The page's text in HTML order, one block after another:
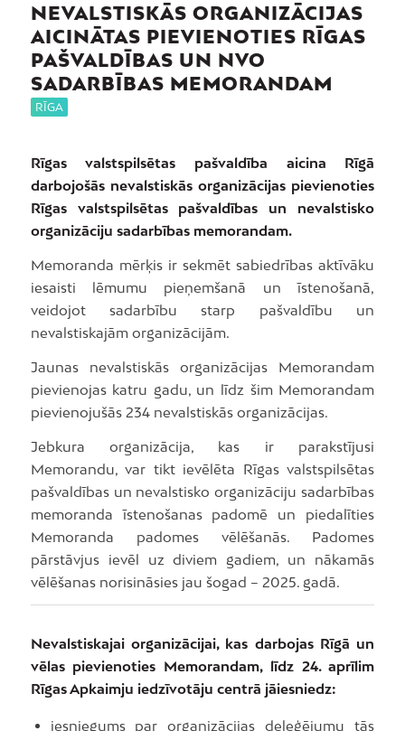
NEVALSTISKĀS ORGANIZĀCIJAS
AICINĀTAS PIEVIENOTIES RĪGAS
PAŠVALDĪBAS UN NVO
SADARBĪBAS MEMORANDAM
RĪGA
Rīgas valstspilsētas pašvaldība aicina Rīgā
darbojošās nevalstiskās organizācijas pievienoties
Rīgas valstspilsētas pašvaldības un nevalstisko
organizāciju sadarbības memorandam.
Memoranda mērķis ir sekmēt sabiedrības aktīvāku
iesaisti lēmumu pieņemšanā un īstenošanā,
veidojot sadarbību starp pašvaldību un
nevalstiskajām organizācijām.
Jaunas nevalstiskās organizācijas Memorandam
pievienojas katru gadu, un līdz šim Memorandam
pievienojušās 234 nevalstiskās organizācijas.
Jebkura organizācija, kas ir parakstījusi
Memorandu, var tikt ievēlēta Rīgas valstspilsētas
pašvaldības un nevalstisko organizāciju sadarbības
memoranda īstenošanas padomē un piedalīties
Memoranda padomes vēlēšanās. Padomes
pārstāvjus ievēl uz diviem gadiem, un nākamās
vēlēšanas norisināsies jau šogad – 2025. gadā.
Nevalstiskajai organizācijai, kas darbojas Rīgā un
vēlas pievienoties Memorandam, līdz 24. aprīlim
Rīgas Apkaimju iedzīvotāju centrā jāiesniedz:
iesniegums par organizācijas deleģējumu tās